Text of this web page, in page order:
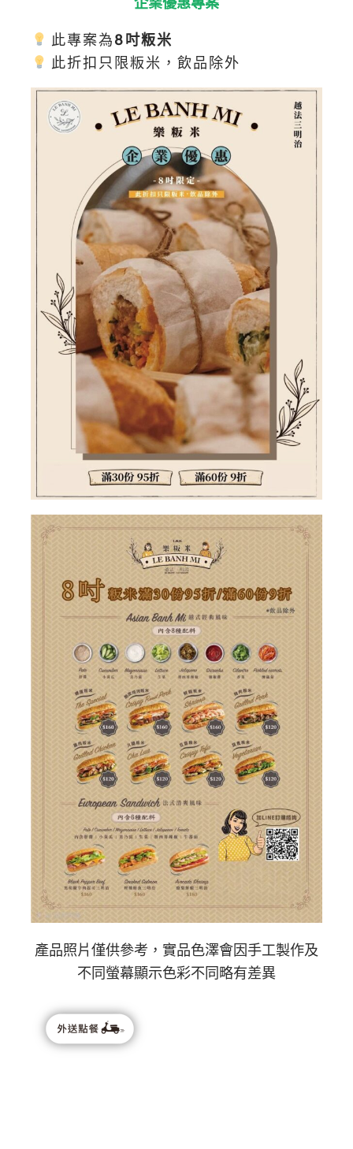
此專案為8吋粄米
此折扣只限粄米，飲品除外
產品照片僅供參考，實品色澤會因手工製作及
不同螢幕顯示色彩不同略有差異